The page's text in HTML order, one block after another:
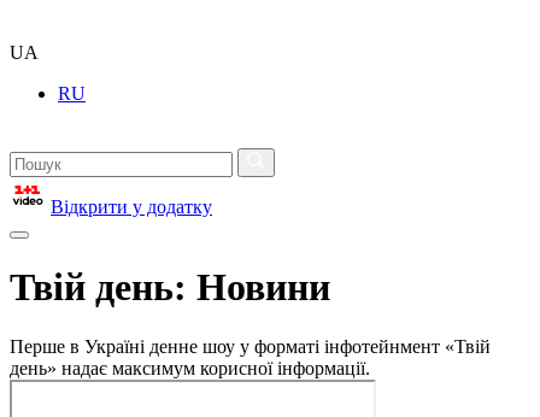
UA
RU
Відкрити у додатку
Твій день: Новини
Перше в Україні денне шоу у форматі інфотейнмент «Твій
день» надає максимум корисної інформації.